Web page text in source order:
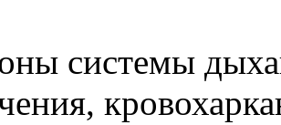
системы